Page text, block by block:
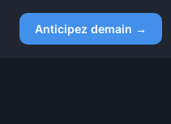
Anticipez demain →